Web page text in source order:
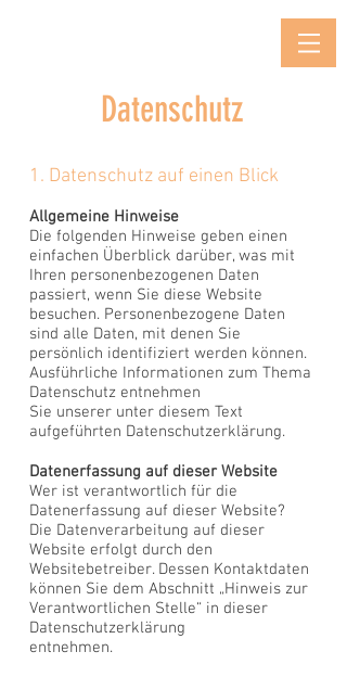
Datenschutz
1. Datenschutz auf einen Blick
Allgemeine Hinweise
Die folgenden Hinweise geben einen
einfachen Überblick darüber, was mit
Ihren personenbezogenen Daten
passiert, wenn Sie diese Website
besuchen. Personenbezogene Daten
sind alle Daten, mit denen Sie
persönlich identifiziert werden können.
Ausführliche Informationen zum Thema
Datenschutz entnehmen
Sie unserer unter diesem Text
aufgeführten Datenschutzerklärung.
Datenerfassung auf dieser Website
Wer ist verantwortlich für die
Datenerfassung auf dieser Website?
Die Datenverarbeitung auf dieser
Website erfolgt durch den
Websitebetreiber. Dessen Kontaktdaten
können Sie dem Abschnitt „Hinweis zur
Verantwortlichen Stelle“ in dieser
Datenschutzerklärung
entnehmen.